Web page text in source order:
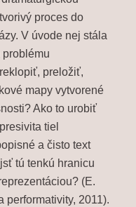
proces do
V úvode nej stála
preložiť,
mapy vytvorené
Ako to urobiť
tiel
a čisto text
tú tenkú hranicu
? (E.
performativity, 2011).